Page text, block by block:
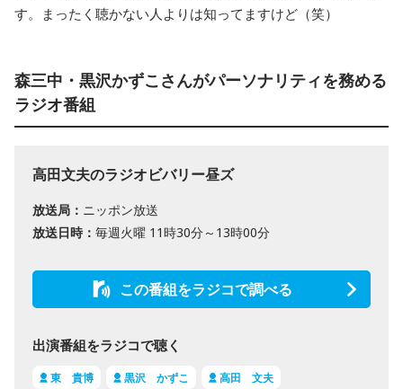
す。まったく聴かない人よりは知ってますけど（笑）
森三中・黒沢かずこさんがパーソナリティを務める
ラジオ番組
高田文夫のラジオビバリー昼ズ
放送局： ニッポン放送
放送日時： 毎週火曜 11時30分～13時00分
この番組をラジコで調べる
出演番組をラジコで聴く
東 貴博 黒沢 かずこ 高田 文夫